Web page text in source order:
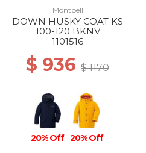
Montbell
DOWN HUSKY COAT KS
100-120 BKNV
1101516
$ 936 $ 1170
20% Off 20% Off